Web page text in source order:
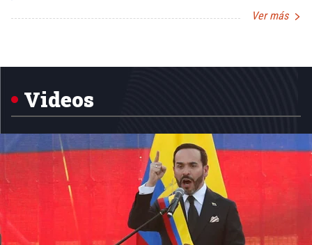
Ver más
5
Videos